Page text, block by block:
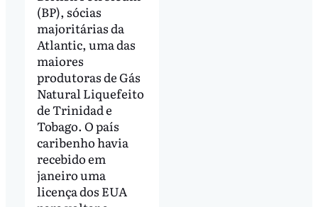
(BP), sócias
majoritárias da
Atlantic, uma das
maiores
produtoras de Gás
Natural Liquefeito
de Trinidad e
Tobago. O país
caribenho havia
recebido em
janeiro uma
licença dos EUA